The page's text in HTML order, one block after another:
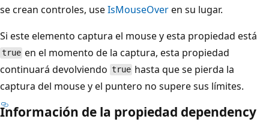
se crean controles, useIsMouseOveren su lugar.
Si este elemento captura el mouse y esta propiedad está
true en el momento de la captura, esta propiedad
continuará devolviendo true hasta que se pierda la
captura del mouse y el puntero no supere sus límites.
Información de la propiedad dependency